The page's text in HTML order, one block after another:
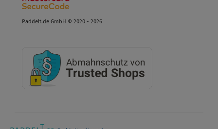
Paddelt.de GmbH © 2020 - 2026